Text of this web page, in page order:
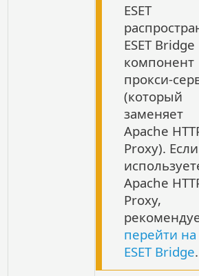
ESET
ESET Bridge
компонент
прокси-
(который
заменяет
Apache
Proxy).
Apache
Proxy,
перейти на
ESET Bridge.